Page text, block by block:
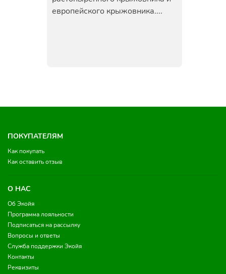
европейского крыжовника....
ПОКУПАТЕЛЯМ
Как покупать
Как оставить отзыв
О НАС
Об Экойя
Программа лояльности
Подписаться на рассылку
Вопросы и ответы
Служба поддержки Экойя
Контакты
Реквизиты